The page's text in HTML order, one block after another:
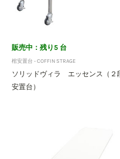
販売中：残り5 台
棺安置台 - COFFIN STRAGE
ソリッドヴィラ エッセンス（２
安置台）